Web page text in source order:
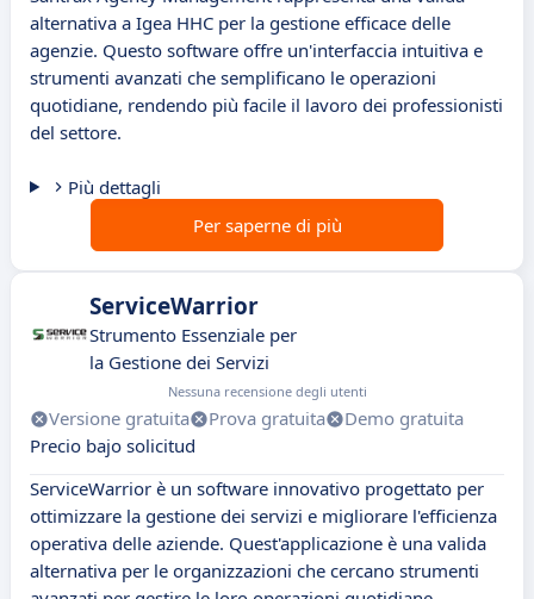
alternativa a Igea HHC per la gestione efficace delle
agenzie. Questo software offre un'interfaccia intuitiva e
strumenti avanzati che semplificano le operazioni
quotidiane, rendendo più facile il lavoro dei professionisti
del settore.
Più dettagli
Per saperne di più
ServiceWarrior
Strumento Essenziale per
la Gestione dei Servizi
Nessuna recensione degli utenti
Versione gratuita Prova gratuita
Demo gratuita
Precio bajo solicitud
ServiceWarrior è un software innovativo progettato per
ottimizzare la gestione dei servizi e migliorare l'efficienza
operativa delle aziende. Quest'applicazione è una valida
alternativa per le organizzazioni che cercano strumenti